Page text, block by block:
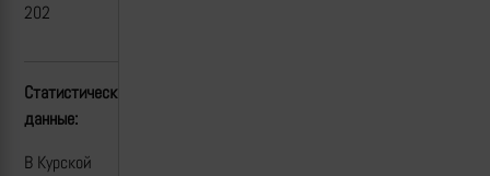
202
Статистические
данные:
В Курской